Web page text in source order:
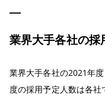
業界大手各社の採
業界大手各社の2021年
度の採用予定人数は各社